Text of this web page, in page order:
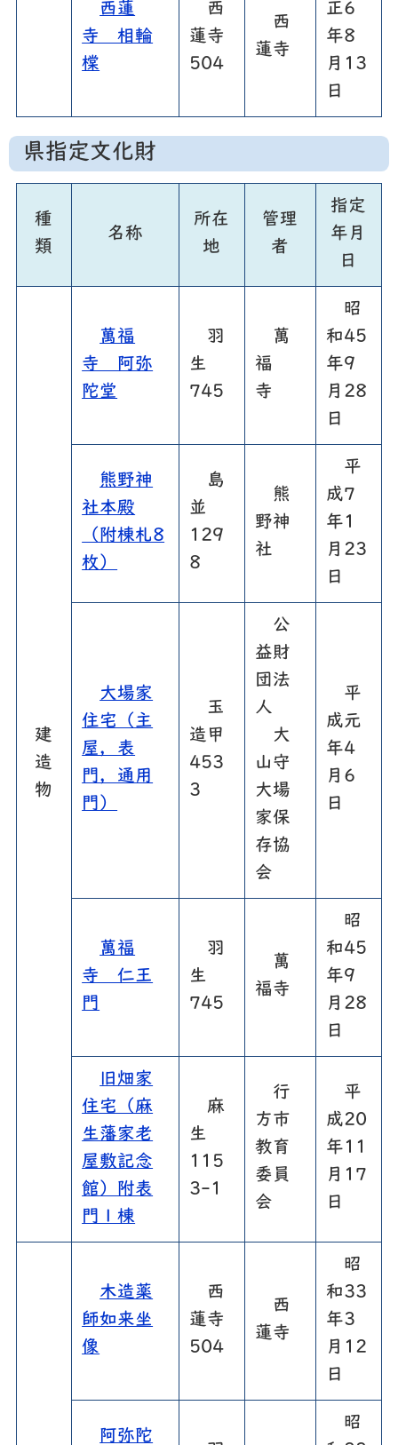
西蓮
寺 相輪
橖
西
蓮寺
504
西
蓮寺
正6
年8
月13
日
県指定文化財
種
類
名称
所在
地
管理
者
指定
年月
日
建
造
物
萬福
寺 阿弥
陀堂
羽
生
745
萬
福
寺
昭
和45
年9
月28
日
熊野神
社本殿
（附棟札8
枚）
島
並
129
8
熊
野神
社
平
成7
年1
月23
日
大場家
住宅（主
屋，表
門，通用
門）
玉
造甲
453
3
公
益財
団法
人
大
山守
大場
家保
存協
会
平
成元
年4
月6
日
萬福
寺 仁王
門
羽
生
745
萬
福寺
昭
和45
年9
月28
日
旧畑家
住宅（麻
生藩家老
屋敷記念
館）附表
門１棟
麻
生
115
3-1
行
方市
教育
委員
会
平
成20
年11
月17
日
木造薬
師如来坐
像
西
蓮寺
504
西
蓮寺
昭
和33
年3
月12
日
阿弥陀
昭